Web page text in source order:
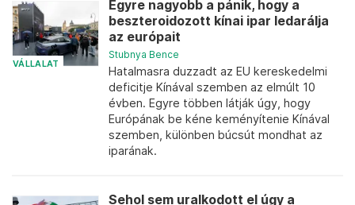
VÁLLALAT
Egyre nagyobb a pánik, hogy a
beszteroidozott kínai ipar ledarálja
az európait
Stubnya Bence
Hatalmasra duzzadt az EU kereskedelmi
deficitje Kínával szemben az elmúlt 10
évben. Egyre többen látják úgy, hogy
Európának be kéne keményítenie Kínával
szemben, különben búcsút mondhat az
iparának.
Sehol sem uralkodott el úgy a